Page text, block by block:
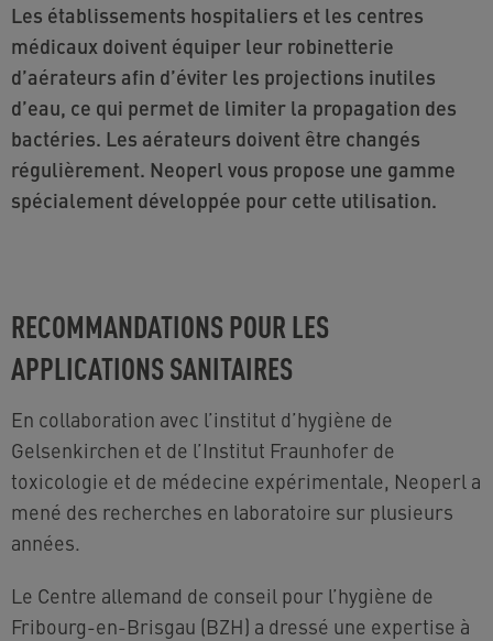
Les établissements hospitaliers et les centres
médicaux doivent équiper leur robinetterie
d’aérateurs afin d’éviter les projections inutiles
d’eau, ce qui permet de limiter la propagation des
bactéries. Les aérateurs doivent être changés
régulièrement. Neoperl vous propose une gamme
spécialement développée pour cette utilisation.
RECOMMANDATIONS POUR LES
APPLICATIONS SANITAIRES
En collaboration avec l’institut d’hygiène de
Gelsenkirchen et de l’Institut Fraunhofer de
toxicologie et de médecine expérimentale, Neoperl a
mené des recherches en laboratoire sur plusieurs
années.
Le Centre allemand de conseil pour l’hygiène de
Fribourg-en-Brisgau (BZH) a dressé une expertise à